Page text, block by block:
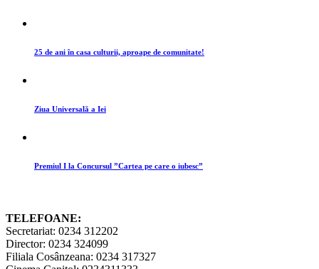
25 de ani în casa culturii, aproape de comunitate!
Ziua Universală a Iei
Premiul I la Concursul ”Cartea pe care o iubesc”
TELEFOANE:
Secretariat: 0234 312202
Director: 0234 324099
Filiala Cosânzeana: 0234 317327